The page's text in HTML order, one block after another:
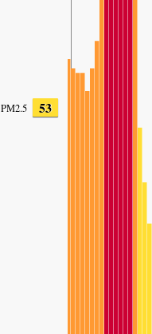
PM2.5 53